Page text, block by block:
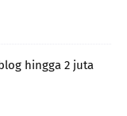
hingga 2 juta